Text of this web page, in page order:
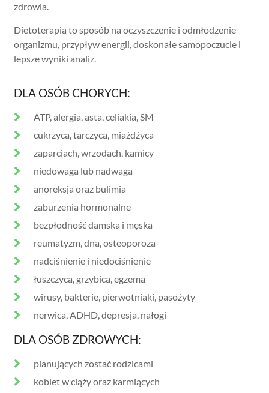
zdrowia.
Dietoterapia to sposób na oczyszczenie i odmłodzenie
organizmu, przypływ energii, doskonałe samopoczucie i
lepsze wyniki analiz.
DLA OSÓB CHORYCH:
ATP, alergia, asta, celiakia, SM
cukrzyca, tarczyca, miażdżyca
zaparciach, wrzodach, kamicy
niedowaga lub nadwaga
anoreksja oraz bulimia
zaburzenia hormonalne
bezpłodność damska i męska
reumatyzm, dna, osteoporoza
nadciśnienie i niedociśnienie
łuszczyca, grzybica, egzema
wirusy, bakterie, pierwotniaki, pasożyty
nerwica, ADHD, depresja, nałogi
DLA OSÓB ZDROWYCH:
planujących zostać rodzicami
kobiet w ciąży oraz karmiących